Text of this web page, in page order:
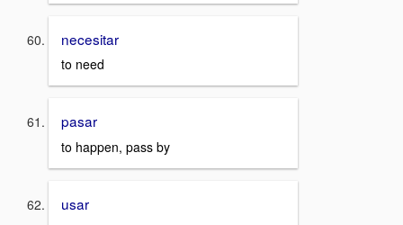
necesitar
to need
pasar
to happen, pass by
usar